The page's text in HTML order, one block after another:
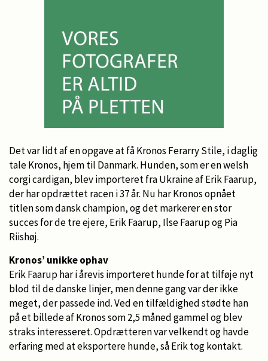
Det var lidt af en opgave at få Kronos Ferarry Stile, i daglig
tale Kronos, hjem til Danmark. Hunden, som er en welsh
corgi cardigan, blev importeret fra Ukraine af Erik Faarup,
der har opdrættet racen i 37 år. Nu har Kronos opnået
titlen som dansk champion, og det markerer en stor
succes for de tre ejere, Erik Faarup, Ilse Faarup og Pia
Riishøj.
Kronos’ unikke ophav
Erik Faarup har i årevis importeret hunde for at tilføje nyt
blod til de danske linjer, men denne gang var der ikke
meget, der passede ind. Ved en tilfældighed stødte han
på et billede af Kronos som 2,5 måned gammel og blev
straks interesseret. Opdrætteren var velkendt og havde
erfaring med at eksportere hunde, så Erik tog kontakt.